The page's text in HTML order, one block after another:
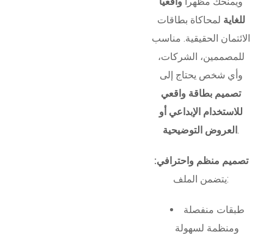
للغاية لمحاكاة بطاقات
الائتمان الحقيقية. مناسب
للمصممين، الشركات،
وأي شخص يحتاج إلى
تصميم بطاقة واقعي
للاستخدام الإبداعي أو
العروض التوضيحية .
تصميم منظم واحترافي:
يتضمن الملف:
طبقات منفصلة
ومنظمة لسهولة